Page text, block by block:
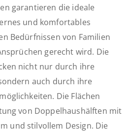
garantieren die ideale
und komfortables
Bedürfnissen von Familien
gerecht wird. Die
nicht nur durch ihre
auch durch ihre
Die Flächen
von Doppelhaushälften mit
und stilvollem Design. Die